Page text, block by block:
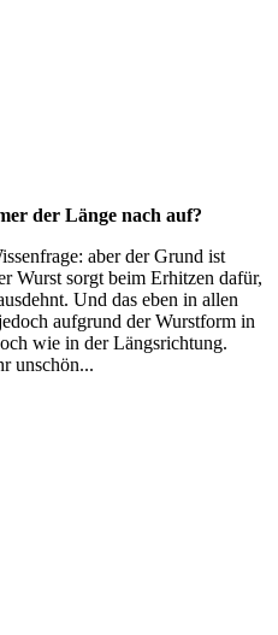
der Länge nach auf?
aber der Grund ist
Wurst sorgt beim Erhitzen dafür,
Und das eben in allen
aufgrund der Wurstform in
wie in der Längsrichtung.
unschön...